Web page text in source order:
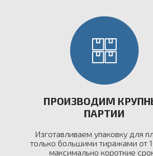
ПРОИЗВОДИМ
ПАРТИИ
Изготавливаем упаковку для
только большими тиражами от
максимально короткие